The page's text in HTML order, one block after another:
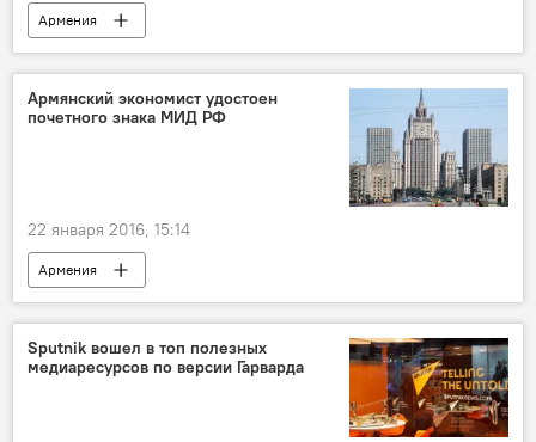
Армения
Приговор Пермякову. Как это было?
Армянский экономист удостоен
почетного знака МИД РФ
22 января 2016, 15:14
Армения
Sputnik вошел в топ полезных
медиаресурсов по версии Гарварда